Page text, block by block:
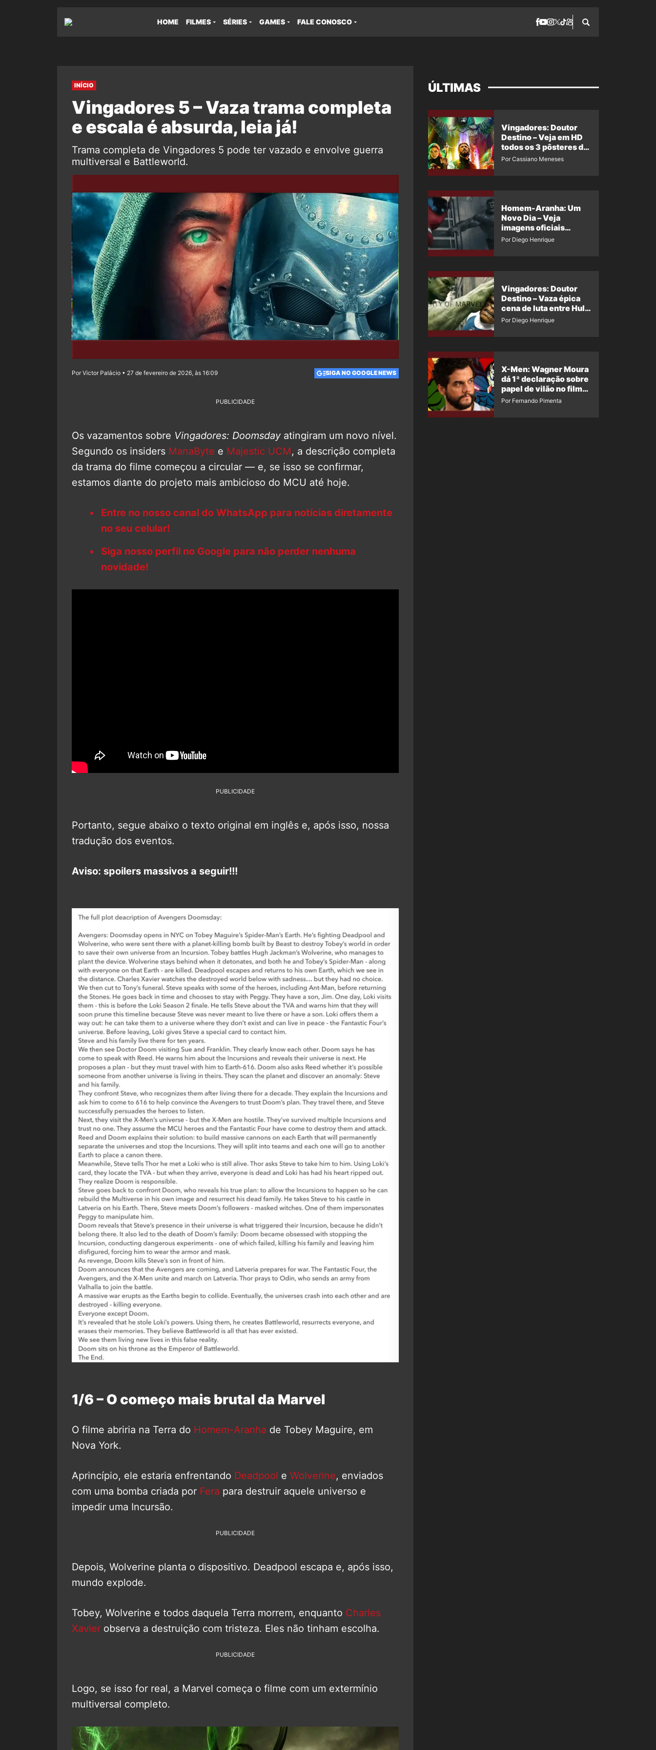
HOME FILMES SÉRIES GAMES FALE CONOSCO
INÍCIO
Vingadores 5 – Vaza trama completa
e escala é absurda, leia já!
Trama completa de Vingadores 5 pode ter vazado e envolve guerra
multiversal e Battleworld.
Por Victor Palácio • 27 de fevereiro de 2026, às 16:09 SIGA NO GOOGLE NEWS
PUBLICIDADE
Os vazamentos sobre Vingadores: Doomsday atingiram um novo nível.
Segundo os insiders ManaByte e Majestic UCM, a descrição completa
da trama do filme começou a circular — e, se isso se confirmar,
estamos diante do projeto mais ambicioso do MCU até hoje.
Entre no nosso canal do WhatsApp para notícias diretamente
no seu celular!
Siga nosso perfil no Google para não perder nenhuma
novidade!
PUBLICIDADE
Portanto, segue abaixo o texto original em inglês e, após isso, nossa
tradução dos eventos.
Aviso: spoilers massivos a seguir!!!
1/6 – O começo mais brutal da Marvel
O filme abriria na Terra do Homem-Aranha de Tobey Maguire, em
Nova York.
Aprincípio, ele estaria enfrentando Deadpool e Wolverine, enviados
com uma bomba criada por Fera para destruir aquele universo e
impedir uma Incursão.
PUBLICIDADE
Depois, Wolverine planta o dispositivo. Deadpool escapa e, após isso,
mundo explode.
Tobey, Wolverine e todos daquela Terra morrem, enquanto Charles
Xavier observa a destruição com tristeza. Eles não tinham escolha.
PUBLICIDADE
Logo, se isso for real, a Marvel começa o filme com um extermínio
multiversal completo.
ÚLTIMAS
Vingadores: Doutor
Destino – Veja em HD
todos os 3 pôsteres de
‘Doomsday’ + 1 imagem
Por Cassiano Meneses
Homem-Aranha: Um
Novo Dia – Veja
imagens oficiais
descartadas do Hulk
Por Diego Henrique
Vingadores: Doutor
Destino – Vaza épica
cena de luta entre Hulk
e o Coisa
Por Diego Henrique
X-Men: Wagner Moura
dá 1ª declaração sobre
papel de vilão no filme
da Marvel
Por Fernando Pimenta